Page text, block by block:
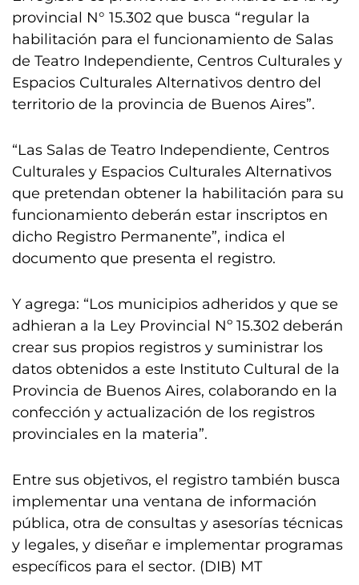
provincial N° 15.302 que busca “regular la
habilitación para el funcionamiento de Salas
de Teatro Independiente, Centros Culturales y
Espacios Culturales Alternativos dentro del
territorio de la provincia de Buenos Aires”.
“Las Salas de Teatro Independiente, Centros
Culturales y Espacios Culturales Alternativos
que pretendan obtener la habilitación para su
funcionamiento deberán estar inscriptos en
dicho Registro Permanente”, indica el
documento que presenta el registro.
Y agrega: “Los municipios adheridos y que se
adhieran a la Ley Provincial Nº 15.302 deberán
crear sus propios registros y suministrar los
datos obtenidos a este Instituto Cultural de la
Provincia de Buenos Aires, colaborando en la
confección y actualización de los registros
provinciales en la materia”.
Entre sus objetivos, el registro también busca
implementar una ventana de información
pública, otra de consultas y asesorías técnicas
y legales, y diseñar e implementar programas
específicos para el sector. (DIB) MT